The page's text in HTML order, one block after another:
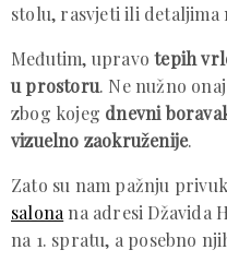
stolu, rasvjeti ili detaljima
Međutim, upravo tepih
u prostoru. Ne nužno
zbog kojeg dnevni
vizuelno zaokruženije.
Zato su nam pažnju
salonana adresi Džavida
na 1. spratu, a posebno